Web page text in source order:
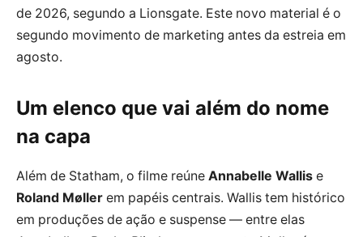
de 2026, segundo a Lionsgate. Este novo material é o
segundo movimento de marketing antes da estreia em
agosto.
Um elenco que vai além do nome
na capa
Além de Statham, o filme reúne Annabelle Wallis e
Roland Møller em papéis centrais. Wallis tem histórico
em produções de ação e suspense — entre elas